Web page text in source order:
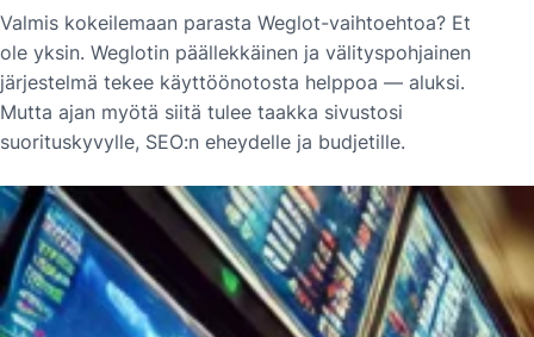
Valmis kokeilemaan parasta Weglot-vaihtoehtoa? Et
ole yksin. Weglotin päällekkäinen ja välityspohjainen
järjestelmä tekee käyttöönotosta helppoa — aluksi.
Mutta ajan myötä siitä tulee taakka sivustosi
suorituskyvylle, SEO:n eheydelle ja budjetille.